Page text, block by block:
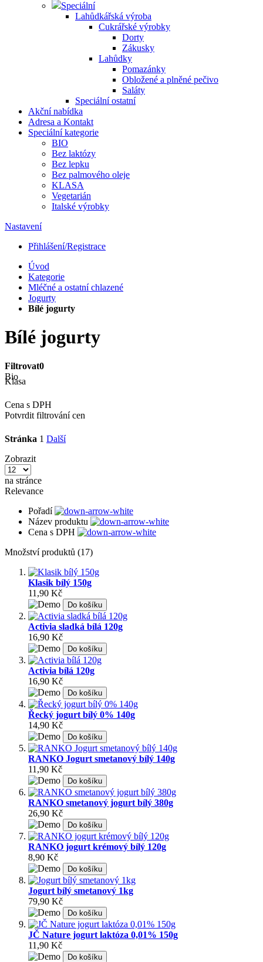
Speciální
Lahůdkářská výroba
Cukrářské výrobky
Dorty
Zákusky
Lahůdky
Pomazánky
Obložené a plněné pečivo
Saláty
Speciální ostatní
Akční nabídka
Adresa a Kontakt
Speciální kategorie
BIO
Bez laktózy
Bez lepku
Bez palmového oleje
KLASA
Vegetarián
Italské výrobky
Nastavení
Přihlášení/Registrace
Úvod
Kategorie
Mléčné a ostatní chlazené
Jogurty
Bílé jogurty
Bílé jogurty
Filtrovat0
Bio
Klasa
Cena s DPH
Potvrdit filtrování cen
Stránka 1 Další
Zobrazit
na stránce
Relevance
Pořadí
Název produktu
Cena s DPH
Množství produktů (17)
Klasik bílý 150g
11,90 Kč
Do košíku
Activia sladká bílá 120g
16,90 Kč
Do košíku
Activia bílá 120g
16,90 Kč
Do košíku
Řecký jogurt bílý 0% 140g
14,90 Kč
Do košíku
RANKO Jogurt smetanový bílý 140g
11,90 Kč
Do košíku
RANKO smetanový jogurt bílý 380g
26,90 Kč
Do košíku
RANKO jogurt krémový bílý 120g
8,90 Kč
Do košíku
Jogurt bílý smetanový 1kg
79,90 Kč
Do košíku
JČ Nature jogurt laktóza 0,01% 150g
11,90 Kč
Do košíku